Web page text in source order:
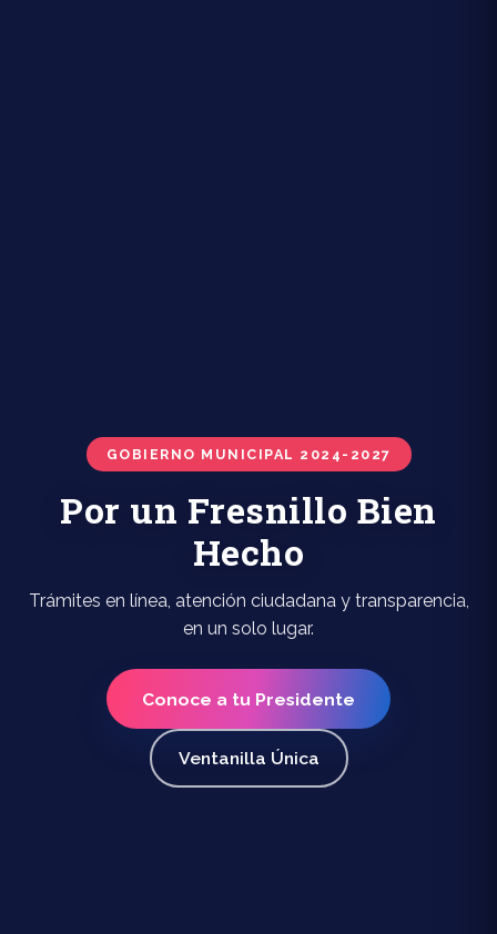
GOBIERNO MUNICIPAL 2024-2027
Por un Fresnillo Bien
Hecho
Trámites en línea, atención ciudadana y transparencia,
en un solo lugar.
Conoce a tu Presidente
Ventanilla Única